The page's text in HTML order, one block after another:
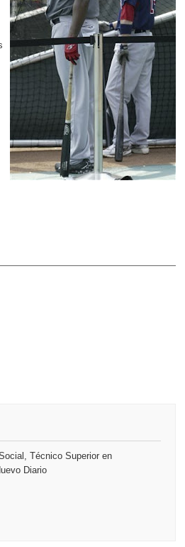
financiero nacional
más taquillera del 2025
de Fiduciaria Reservas
en La Romana
segunda edición del Summit Mujer
renovación de su equipo y
la seguridad alimentaria tras
Ahorro y la Inversión “Reserva tu
empresa del sector con Sistema
Técnico Superior en
Diario